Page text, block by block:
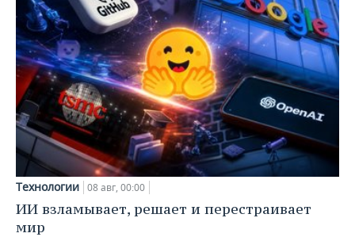
Технологии 08 авг, 00:00
ИИ взламывает, решает и перестраивает
мир